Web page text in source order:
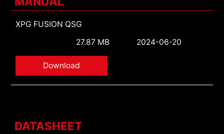
XPG FUSION QSG
27.87 MB
2024-06-20
Download
DATASHEET